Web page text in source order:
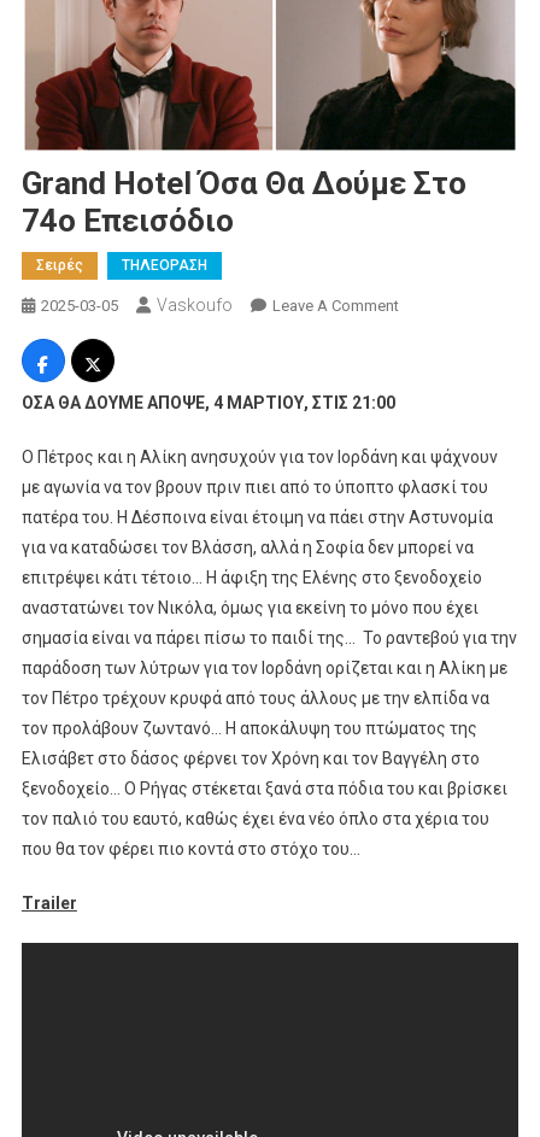
Grand Hotel Όσα Θα Δούμε Στο
74ο Επεισόδιο
Σειρές ΤΗΛΕΟΡΑΣΗ
2025-03-05 Vaskoufo Leave A CommentOn
74ο
Επεισόδιο
ΟΣΑ ΘΑ ΔΟΥΜΕ ΑΠΟΨΕ, 4 ΜΑΡΤΙΟΥ, ΣΤΙΣ 21:00
Ο Πέτρος και η Αλίκη ανησυχούν για τον Ιορδάνη και ψάχνουν
με αγωνία να τον βρουν πριν πιει από το ύποπτο φλασκί του
πατέρα του. Η Δέσποινα είναι έτοιμη να πάει στην Αστυνομία
για να καταδώσει τον Βλάσση, αλλά η Σοφία δεν μπορεί να
επιτρέψει κάτι τέτοιο… Η άφιξη της Ελένης στο ξενοδοχείο
αναστατώνει τον Νικόλα, όμως για εκείνη το μόνο που έχει
σημασία είναι να πάρει πίσω το παιδί της… Το ραντεβού για την
παράδοση των λύτρων για τον Ιορδάνη ορίζεται και η Αλίκη με
τον Πέτρο τρέχουν κρυφά από τους άλλους με την ελπίδα να
τον προλάβουν ζωντανό… Η αποκάλυψη του πτώματος της
Ελισάβετ στο δάσος φέρνει τον Χρόνη και τον Βαγγέλη στο
ξενοδοχείο… Ο Ρήγας στέκεται ξανά στα πόδια του και βρίσκει
τον παλιό του εαυτό, καθώς έχει ένα νέο όπλο στα χέρια του
που θα τον φέρει πιο κοντά στο στόχο του…
Trailer